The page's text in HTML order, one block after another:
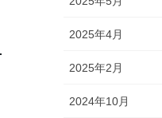
2025年4月
2025年2月
2024年10月